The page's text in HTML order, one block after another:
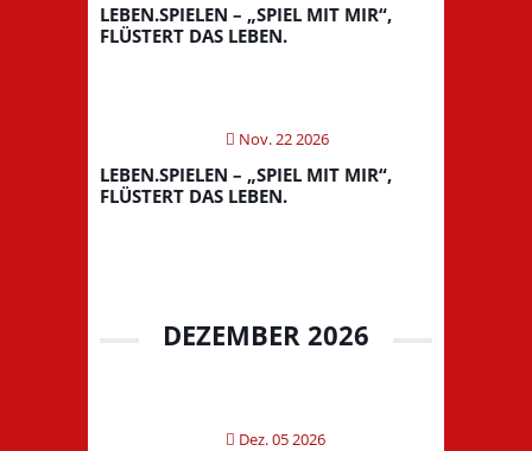
LEBEN.SPIELEN – „SPIEL MIT MIR“,
FLÜSTERT DAS LEBEN.
Nov. 22 2026
LEBEN.SPIELEN – „SPIEL MIT MIR“,
FLÜSTERT DAS LEBEN.
DEZEMBER 2026
Dez. 05 2026